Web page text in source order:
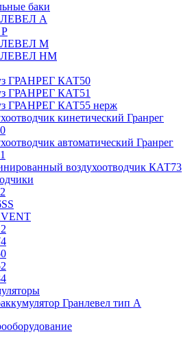
баки
А
М
НМ
ГРАНРЕГ КАТ50
ГРАНРЕГ КАТ51
ГРАНРЕГ КАТ55 нерж
кинетический Гранрег
автоматический Гранрег
воздухоотводчик КАТ73
Гранлевел тип А